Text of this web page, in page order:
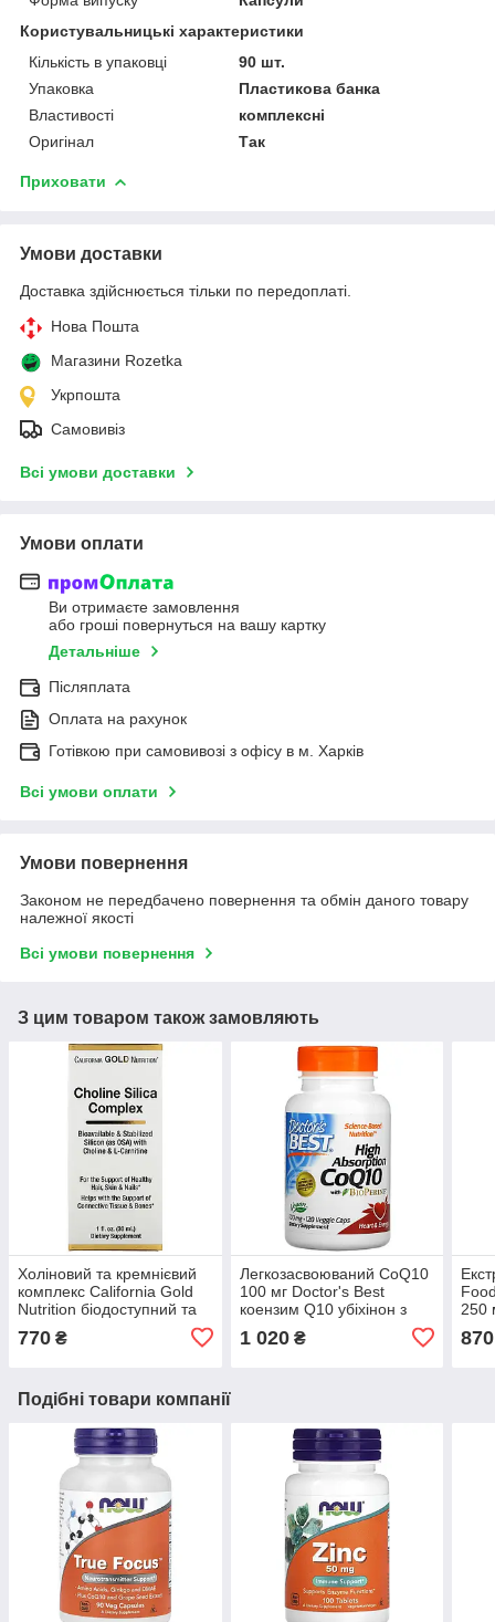
Користувальницькі характеристики
Кількість в упаковці
90 шт.
Упаковка
Пластикова банка
Властивості
комплексні
Оригінал
Так
Приховати
Умови доставки
Доставка здійснюється тільки по передоплаті.
Нова Пошта
Магазини Rozetka
Укрпошта
Самовивіз
Всі умови доставки
Умови оплати
Ви отримаєте замовлення
або гроші повернуться на вашу картку
Детальніше
Післяплата
Оплата на рахунок
Готівкою при самовивозі з офісу в м. Харків
Всі умови оплати
Умови повернення
Законом не передбачено повернення та обмін даного товару
належної якості
Всі умови повернення
З цим товаром також замовляють
Холіновий та кремнієвий
комплекс California Gold
Nutrition біодоступний та
стабілізований кремній 30
мл
770 ₴
Легкозасвоюваний CoQ10
100 мг Doctor's Best
коензим Q10 убіхінон з
комплексом BioPerine 120
рослинних капсул
1 020₴
250
870
Подібні товари компанії